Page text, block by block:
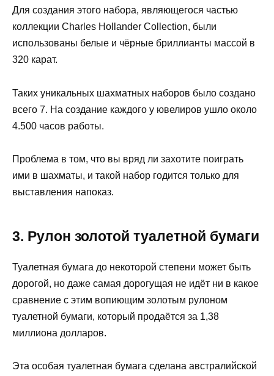
Для создания этого набора, являющегося частью
коллекции Charles Hollander Collection, были
использованы белые и чёрные бриллианты массой в
320 карат.
Таких уникальных шахматных наборов было создано
всего 7. На создание каждого у ювелиров ушло около
4.500 часов работы.
Проблема в том, что вы вряд ли захотите поиграть
ими в шахматы, и такой набор годится только для
выставления напоказ.
3. Рулон золотой туалетной бумаги
Туалетная бумага до некоторой степени может быть
дорогой, но даже самая дорогущая не идёт ни в какое
сравнение с этим вопиющим золотым рулоном
туалетной бумаги, который продаётся за 1,38
миллиона долларов.
Эта особая туалетная бумага сделана австралийской